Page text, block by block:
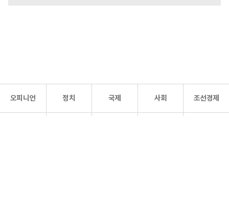
오피니언 정치 국제 사회 조선경제